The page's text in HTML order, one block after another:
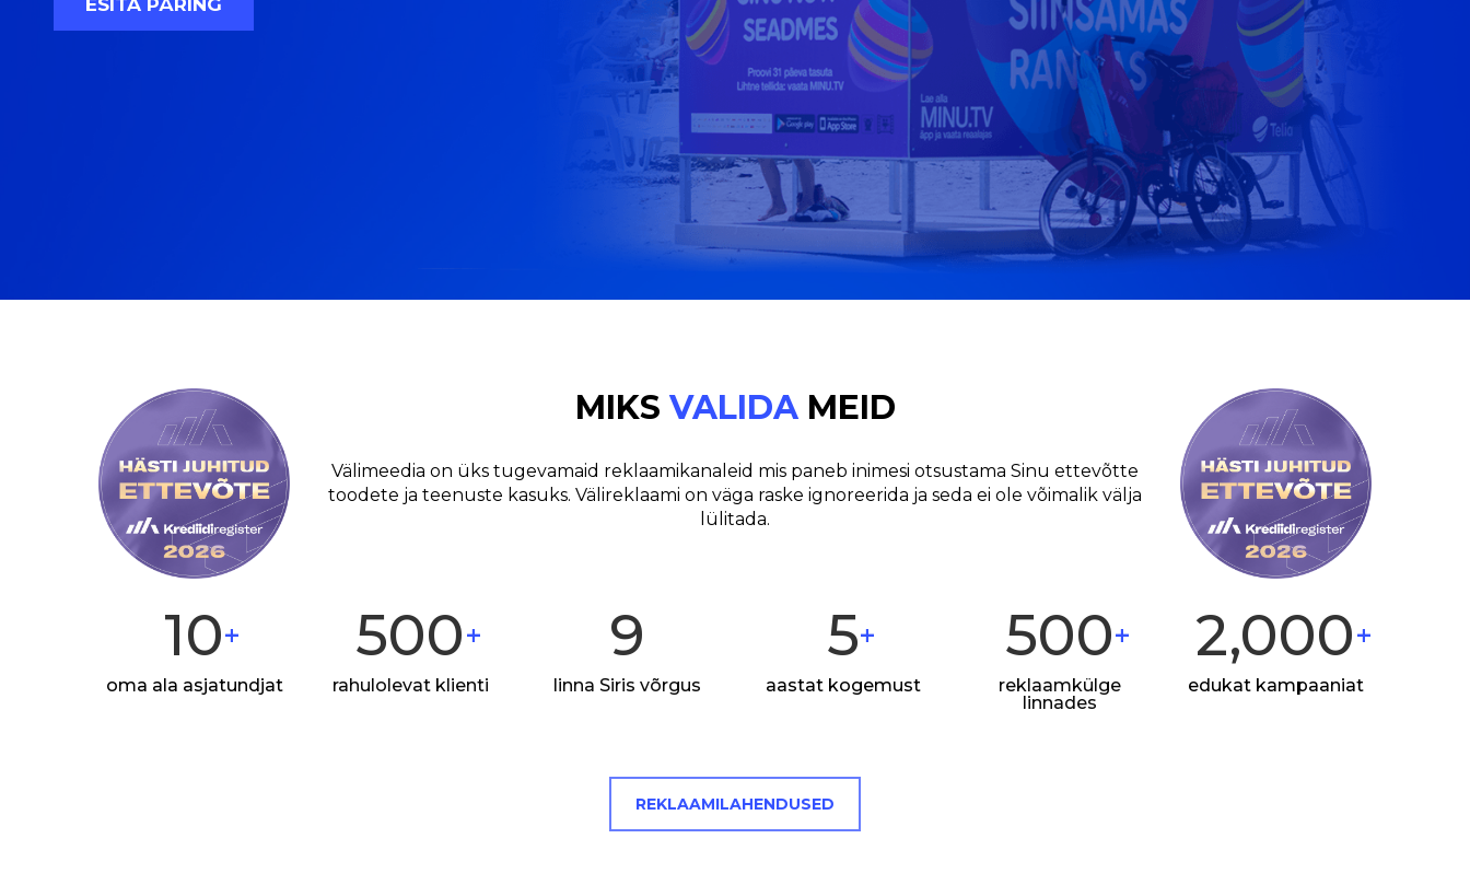
ESITA PÄRING
MIKS VALIDAMEID
Välimeedia on üks tugevamaid reklaamikanaleid mis paneb inimesi otsustama Sinu ettevõtte
toodete ja teenuste kasuks. Välireklaami on väga raske ignoreerida ja seda ei ole võimalik välja
lülitada.
10+
oma ala asjatundjat
500+
rahulolevat klienti
9
linna Siris võrgus
5+
aastat kogemust
500+
reklaamkülge
linnades
2,000+
edukat kampaaniat
REKLAAMILAHENDUSED